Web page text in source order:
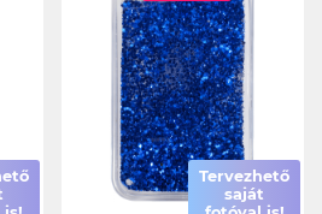
Tervezhető
saját